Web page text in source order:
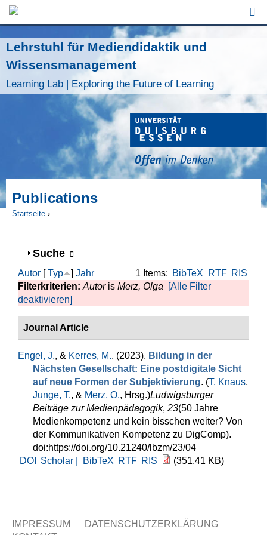
Jump to Navigation
Lehrstuhl für Mediendidaktik und
Wissensmanagement
Learning Lab | Exploring the Future of Learning
Publications
Startseite ›
Anzeigen
Suche
1 Items: BibTeX RTF RIS
Autor [Typ ] Jahr
Filterkriterien: Autoris Merz, Olga
[Alle Filter
deaktivieren]
Journal Article
Engel, J., & Kerres, M.. (2023). Bildung in der
Nächsten Gesellschaft: Eine postdigitale Sicht
auf neue Formen der Subjektivierung. (T. Knaus,
Junge, T., & Merz, O., Hrsg.)Ludwigsburger
Beiträge zur Medienpädagogik, 23(50 Jahre
Medienkompetenz und kein bisschen weiter? Von
der Kommunikativen Kompetenz zu DigComp).
doi:https://doi.org/10.21240/lbzm/23/04
DOI
Scholar | BibTeX RTF RIS (351.41 KB)
IMPRESSUM
DATENSCHUTZERKLÄRUNG